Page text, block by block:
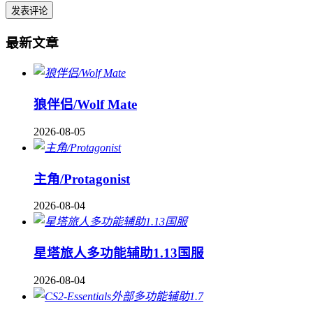
最新文章
狼伴侣/Wolf Mate
2026-08-05
主角/Protagonist
2026-08-04
星塔旅人多功能辅助1.13国服
2026-08-04